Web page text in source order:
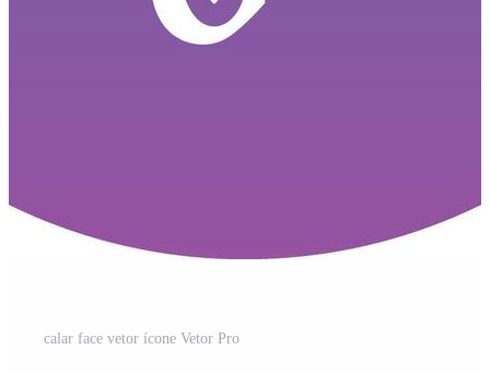
calar face vetor ícone Vetor Pro